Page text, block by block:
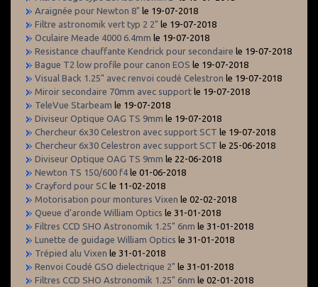
Araignée pour Newton 8" le 19-07-2018
Filtre astronomik vert typ 2 2" le 19-07-2018
Oculaire Meade 4000 6.4mm le 19-07-2018
Resistance chauffante Kendrick pour secondaire le 19-07-2018
Bague T2 low profile pour canon EOS le 19-07-2018
Visual Back 1.25" avec renvoi coudé Celestron le 19-07-2018
Miroir secondaire 70mm avec support le 19-07-2018
TeleVue Starbeam le 19-07-2018
Diviseur Optique OAG TS 9mm le 19-07-2018
Chercheur 6x30 Celestron avec support SCT le 19-07-2018
Chercheur 6x30 Celestron avec support SCT le 25-06-2018
Diviseur Optique OAG TS 9mm le 22-06-2018
Newton TS 150/600 f4 le 01-06-2018
Crayford pour SC le 11-02-2018
Motorisation pour montures Vixen le 02-02-2018
Queue d'aronde William Optics le 31-01-2018
Filtres CCD SHO Astronomik 1.25" 6nm le 31-01-2018
Lunette de guidage William Optics le 31-01-2018
Trépied alu Vixen le 31-01-2018
Renvoi Coudé GSO dielectrique 2" le 31-01-2018
Filtres CCD SHO Astronomik 1.25" 6nm le 02-01-2018